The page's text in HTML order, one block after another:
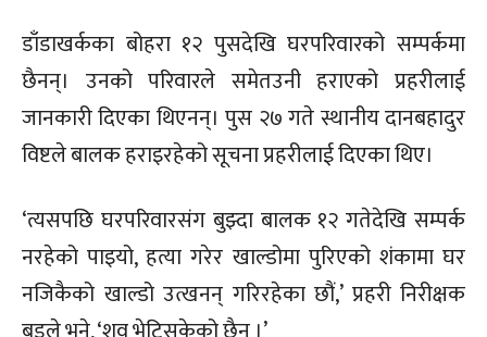
डाँडाखर्कका बोहरा १२ पुसदेखि घरपरिवारको सम्पर्कमा
छैनन्। उनको परिवारले समेतउनी हराएको प्रहरीलाई
जानकारी दिएका थिएनन्। पुस २७ गते स्थानीय दानबहादुर
विष्टले बालक हराइरहेको सूचना प्रहरीलाई दिएका थिए।
‘त्यसपछि घरपरिवारसंग बुझ्दा बालक १२ गतेदेखि सम्पर्क
नरहेको पाइयो, हत्या गरेर खाल्डोमा पुरिएको शंकामा घर
नजिकैको खाल्डो उत्खनन् गरिरहेका छौं,’ प्रहरी निरीक्षक